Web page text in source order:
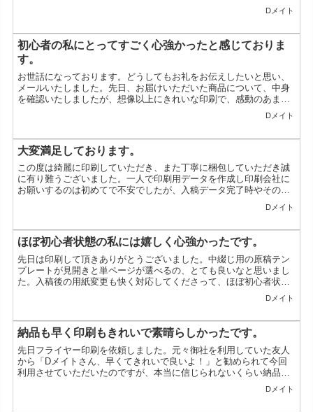
Dメイト
初心者の私にとってすごく心強かったと感じておりま
す。
お世話になっております。どうしてもお礼をお伝えしたいと思い、
メールいたしました。先日、お届けいただいた商品について、中身
を確認いたしましたが、想像以上にきれいな印刷で、感動のあまり
Dメイト
大変満足しております。
この度は綺麗に印刷していただき、また丁寧に梱包していただき誠
に有り難うございました。一人で印刷用データを作成し印刷会社に
お願いするのは初めてで不安でしたが、入稿データ完了時やその
Dメイト
ほぼ初心者状態の私には嬉しく心強かったです。
先日は印刷して頂きありがとうございました。中綴じ用の原稿テン
プレートが見開きと単ページが選べるの、とても良いなと思いまし
た。入稿後の用紙変更も快く対応してくださって、ほぼ初心者状態
Dメイト
納品も早く印刷もきれいで素晴らしかったです。
先日フライヤー印刷を依頼しました。元々御社を利用していた友人
から「Dメイトさん、早くてきれいで良いよ！」と勧められて今回
利用させていただいたのですが、本当に信じられないくらい納品も
Dメイト